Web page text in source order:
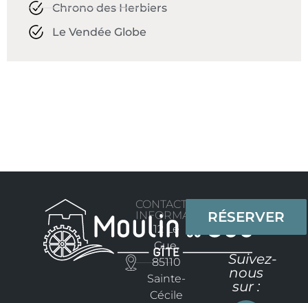
Chrono des Herbiers
Le Vendée Globe
CONTACT
INFORMATION
12 Le
Gue,
85110
Sainte-
Cécile
RÉSERVER
Suivez-
nous
sur :